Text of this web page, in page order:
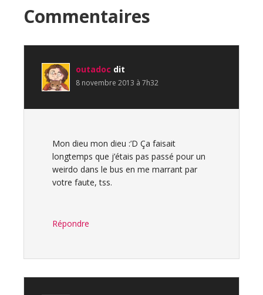
Interactions
du
lecteur
Commentaires
outadoc dit
8 novembre 2013 à 7h32
Mon dieu mon dieu :’D Ça faisait
longtemps que j’étais pas passé pour un
weirdo dans le bus en me marrant par
votre faute, tss.
Répondre